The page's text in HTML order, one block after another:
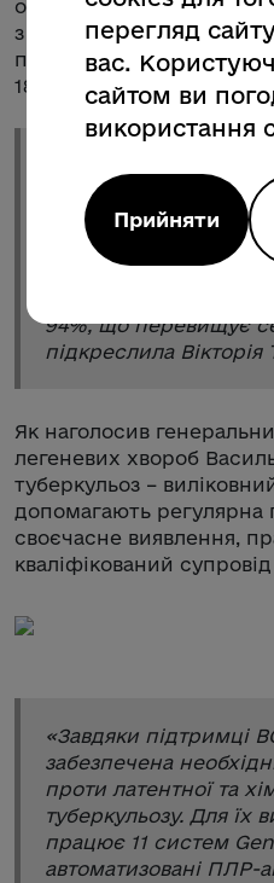
отримує вакцину БЦЖ у
з певних причин
період, безоплатну
18 років.
вакцинацією охопили
новонароджених. Ще
отримали щеплення в
ПМСД. Загальний
94%, що перевищує
підкреслила
Як наголосив
легеневих хвороб
туберкульоз –
допомагають регулярна
своєчасне виявлення,
кваліфікований
«Завдяки підтримці
забезпечена
проти латентної та
туберкульозу. Для їх
працює 11 систем
автоматизовані ПЛР-
перегляд
вас.
сайтом ви
використання
Прийняти